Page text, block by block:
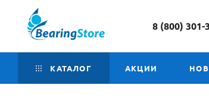
8 (800) 301-
КАТАЛОГ АКЦИИ